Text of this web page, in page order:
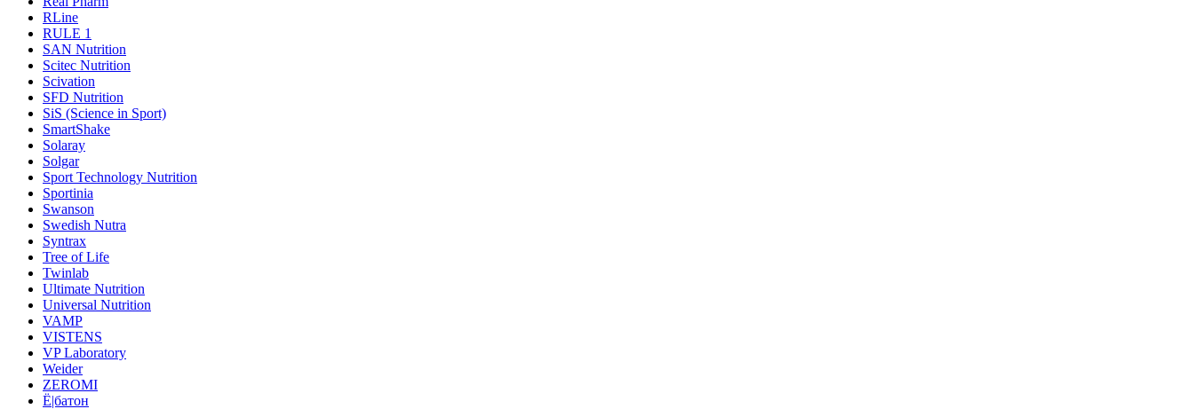
RLine
RULE 1
SAN Nutrition
Scitec Nutrition
Scivation
SFD Nutrition
SiS (Science in Sport)
SmartShake
Solaray
Solgar
Sport Technology Nutrition
Sportinia
Swanson
Swedish Nutra
Syntrax
Tree of Life
Twinlab
Ultimate Nutrition
Universal Nutrition
VAMP
VISTENS
VP Laboratory
Weider
ZEROMI
Ё|батон